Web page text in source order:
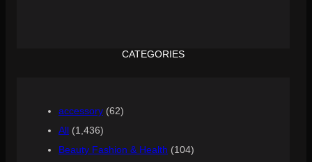
CATEGORIES
accessory (62)
All (1,436)
Beauty Fashion & Health (104)